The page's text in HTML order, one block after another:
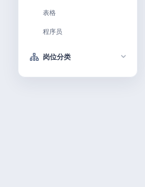
表格
程序员
岗位分类
技术 / 研发